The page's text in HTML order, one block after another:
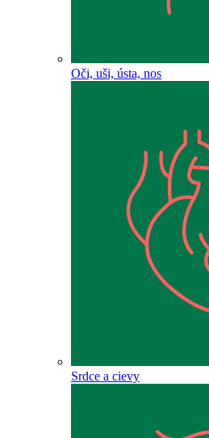
Oči, uši, ústa, nos
Srdce a cievy